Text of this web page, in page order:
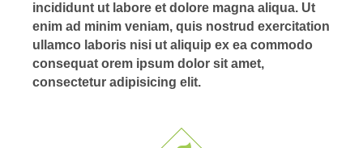
incididunt ut labore et dolore magna aliqua. Ut
enim ad minim veniam, quis nostrud exercitation
ullamco laboris nisi ut aliquip ex ea commodo
consequat orem ipsum dolor sit amet,
consectetur adipisicing elit.